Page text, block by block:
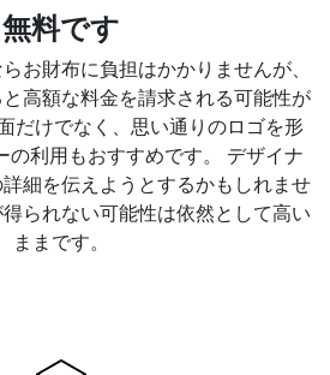
無料です
お財布に負担はかかりませんが、
高額な料金を請求される可能性が
だけでなく、思い通りのロゴを形
の利用もおすすめです。 デザイナ
細を伝えようとするかもしれませ
られない可能性は依然として高い
ままです。